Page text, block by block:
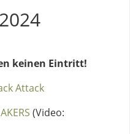
keinen Eintritt!
Attack
(Video: